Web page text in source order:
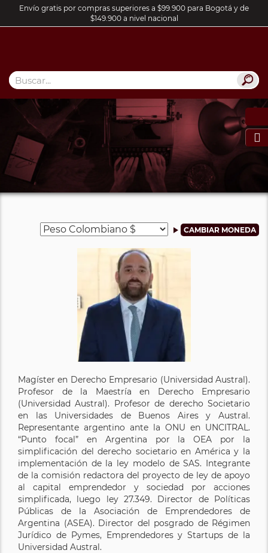
Envío gratis por compras superiores a $99.900 para Bogotá y de
$149.900 a nivel nacional

Magíster en Derecho Empresario (Universidad Austral).
Profesor de la Maestría en Derecho Empresario
(Universidad Austral). Profesor de derecho Societario
en las Universidades de Buenos Aires y Austral.
Representante argentino ante la ONU en UNCITRAL.
“Punto focal” en Argentina por la OEA por la
simplificación del derecho societario en América y la
implementación de la ley modelo de SAS. Integrante
de la comisión redactora del proyecto de ley de apoyo
al capital emprendedor y sociedad por acciones
simplificada, luego ley 27.349. Director de Políticas
Públicas de la Asociación de Emprendedores de
Argentina (ASEA). Director del posgrado de Régimen
Jurídico de Pymes, Emprendedores y Startups de la
Universidad Austral.